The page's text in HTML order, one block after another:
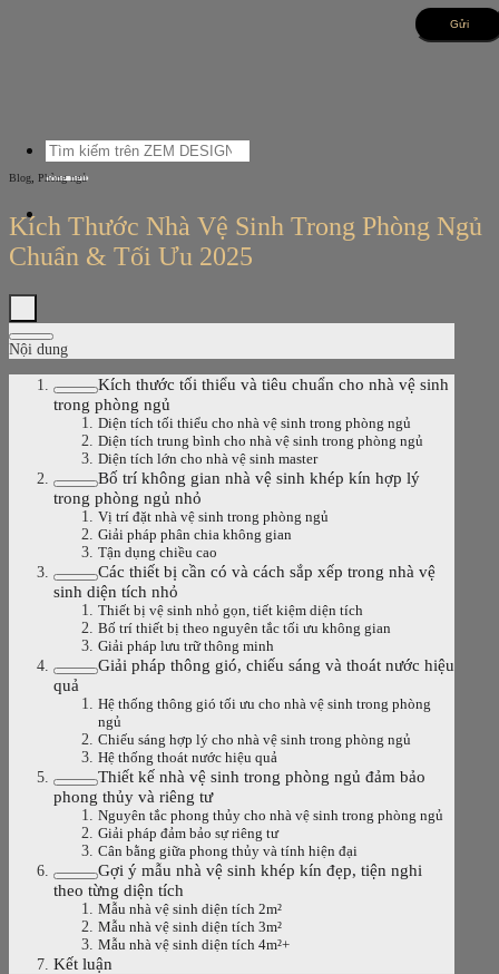
Tìm
kiếm:
Blog Phòng ngủ
Kích Thước Nhà Vệ Sinh Trong Phòng Ngủ
Chuẩn & Tối Ưu 2025
Nội dung
Kích thước tối thiểu và tiêu chuẩn cho nhà vệ sinh
trong phòng ngủ
Diện tích tối thiểu cho nhà vệ sinh trong phòng ngủ
Diện tích trung bình cho nhà vệ sinh trong phòng ngủ
Diện tích lớn cho nhà vệ sinh master
Bố trí không gian nhà vệ sinh khép kín hợp lý
trong phòng ngủ nhỏ
Vị trí đặt nhà vệ sinh trong phòng ngủ
Giải pháp phân chia không gian
Tận dụng chiều cao
Các thiết bị cần có và cách sắp xếp trong nhà vệ
sinh diện tích nhỏ
Thiết bị vệ sinh nhỏ gọn, tiết kiệm diện tích
Bố trí thiết bị theo nguyên tắc tối ưu không gian
Giải pháp lưu trữ thông minh
Giải pháp thông gió, chiếu sáng và thoát nước hiệu
quả
Hệ thống thông gió tối ưu cho nhà vệ sinh trong phòng
ngủ
Chiếu sáng hợp lý cho nhà vệ sinh trong phòng ngủ
Hệ thống thoát nước hiệu quả
Thiết kế nhà vệ sinh trong phòng ngủ đảm bảo
phong thủy và riêng tư
Nguyên tắc phong thủy cho nhà vệ sinh trong phòng ngủ
Giải pháp đảm bảo sự riêng tư
Cân bằng giữa phong thủy và tính hiện đại
Gợi ý mẫu nhà vệ sinh khép kín đẹp, tiện nghi
theo từng diện tích
Mẫu nhà vệ sinh diện tích 2m²
Mẫu nhà vệ sinh diện tích 3m²
Mẫu nhà vệ sinh diện tích 4m²+
Kết luận